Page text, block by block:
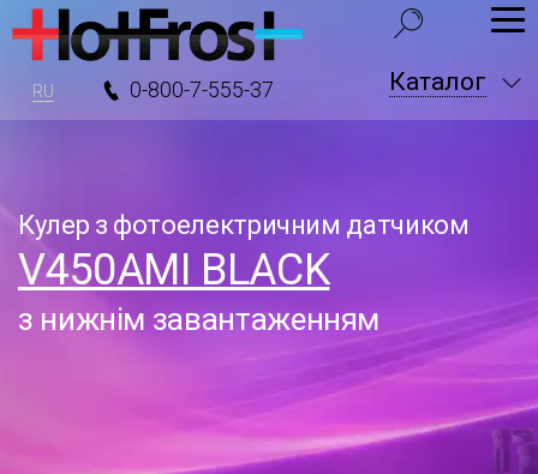
RU Каталог
0-800-7-555-37
Кулер з фотоелектричним датчиком
V450AMI BLACK
з нижнім завантаженням